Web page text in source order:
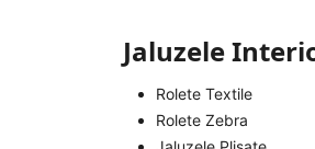
Jaluzele
Rolete Textile
Rolete Zebra